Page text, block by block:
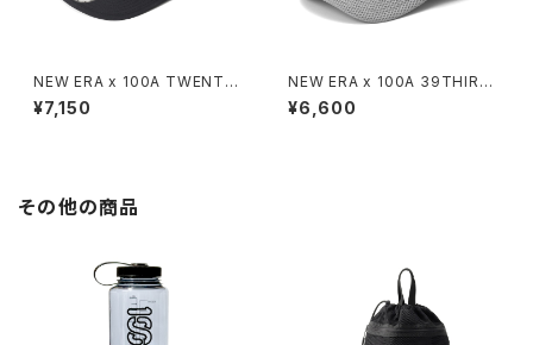
NEW ERA x 100A TWENTY
9
¥7,150
NEW ERA x 100A 39THIRT
Y
¥6,600
その他の商品